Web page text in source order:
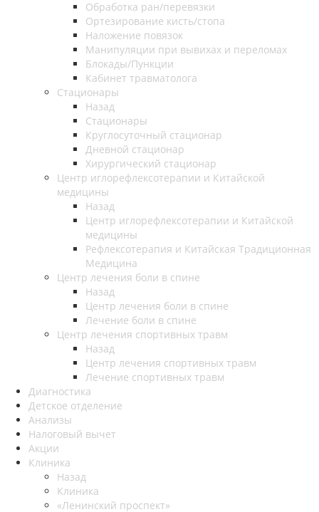
Обработка ран/перевязки
Ортезирование кисть/стопа
Наложение повязок
Манипуляции при вывихах и переломах
Блокады/Пункции
Кабинет травматолога
Стационары
Назад
Стационары
Круглосуточный стационар
Дневной стационар
Хирургический стационар
Центр иглорефлексотерапии и Китайской
медицины
Назад
Центр иглорефлексотерапии и Китайской
медицины
Рефлексотерапия и Китайская Традиционная
Медицина
Центр лечения боли в спине
Назад
Центр лечения боли в спине
Лечение боли в спине
Центр лечения спортивных травм
Назад
Центр лечения спортивных травм
Лечение спортивных травм
Диагностика
Детское отделение
Анализы
Налоговый вычет
Акции
Клиника
Назад
Клиника
«Ленинский проспект»